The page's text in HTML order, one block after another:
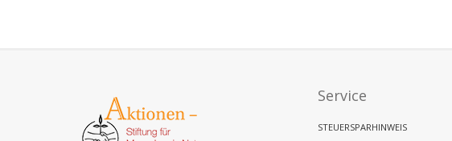
Service
STEUERSPARHINWEIS